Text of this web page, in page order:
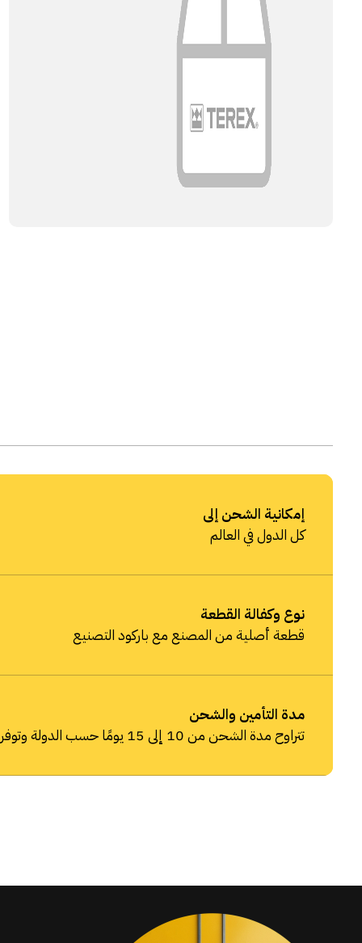
إمكانية الشحن إلى
كل الدول في العالم
نوع وكفالة القطعة
قطعة أصلية من المصنع مع باركود التصنيع
مدة التأمين والشحن
تتراوح مدة الشحن من 10 إلى 15 يومًا حسب الدولة وتوفر شركات الشحن